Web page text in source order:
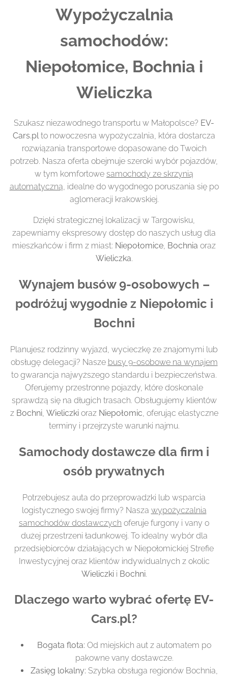
Wypożyczalnia
samochodów:
Niepołomice, Bochnia i
Wieliczka
Szukasz niezawodnego transportu w Małopolsce? EV-
Cars.plto nowoczesna wypożyczalnia, która dostarcza
rozwiązania transportowe dopasowane do Twoich
potrzeb. Nasza oferta obejmuje szeroki wybór pojazdów,
w tym komfortowe samochody ze skrzynią
automatyczną, idealne do wygodnego poruszania się po
aglomeracji krakowskiej.
Dzięki strategicznej lokalizacji w Targowisku,
zapewniamy ekspresowy dostęp do naszych usług dla
mieszkańców i firm z miast: Niepołomice, Bochnia oraz
Wieliczka.
Wynajem busów 9-osobowych –
podróżuj wygodnie z Niepołomic i
Bochni
Planujesz rodzinny wyjazd, wycieczkę ze znajomymi lub
obsługę delegacji? Nasze busy 9-osobowe na wynajem
to gwarancja najwyższego standardu i bezpieczeństwa.
Oferujemy przestronne pojazdy, które doskonale
sprawdzą się na długich trasach. Obsługujemy klientów
z Bochni, Wieliczkioraz Niepołomic , oferując elastyczne
terminy i przejrzyste warunki najmu.
Samochody dostawcze dla firm i
osób prywatnych
Potrzebujesz auta do przeprowadzki lub wsparcia
logistycznego swojej firmy? Nasza wypożyczalnia
samochodów dostawczych oferuje furgony i vany o
dużej przestrzeni ładunkowej. To idealny wybór dla
przedsiębiorców działających w Niepołomickiej Strefie
Inwestycyjnej oraz klientów indywidualnych z okolic
Wieliczkii Bochni.
Dlaczego warto wybrać ofertę EV-
Cars.pl?
Bogata flota: Od miejskich aut z automatem po
pakowne vany dostawcze.
Zasięg lokalny: Szybka obsługa regionów Bochnia,